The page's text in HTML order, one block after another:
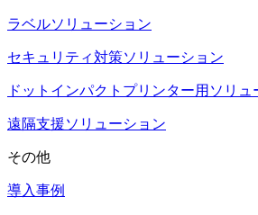
ラベルソリューション
セキュリティ対策ソリューション
ドットインパクトプリンター用ソリュ
遠隔支援ソリューション
その他
導入事例